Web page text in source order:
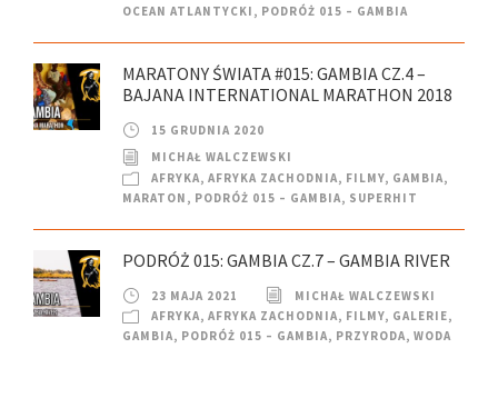
OCEAN ATLANTYCKI , PODRÓŻ 015 – GAMBIA
MARATONY ŚWIATA #015: GAMBIA CZ.4 –
BAJANA INTERNATIONAL MARATHON 2018
15 GRUDNIA 2020
MICHAŁ WALCZEWSKI
AFRYKA, AFRYKA ZACHODNIA, FILMY, GAMBIA,
MARATON , PODRÓŻ 015 – GAMBIA, SUPERHIT
PODRÓŻ 015: GAMBIA CZ.7 – GAMBIA RIVER
23 MAJA 2021
MICHAŁ WALCZEWSKI
AFRYKA, AFRYKA ZACHODNIA, FILMY, GALERIE,
GAMBIA, PODRÓŻ 015 – GAMBIA, PRZYRODA, WODA